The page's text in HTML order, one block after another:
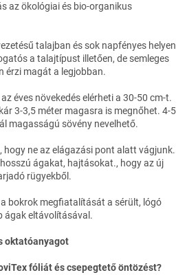
az ökológiai és bio-organikus
talajban és sok napfényes helyen
a talajtípust illetően, de semleges
érzi magát a legjobban.
éves növekedés elérheti a 30-50 cm-t.
3-3,5 méter magasra is megnőhet. 4-5
magasságú sövény nevelhető.
hogy ne az elágazási pont alatt vágjunk.
ágakat, hajtásokat., hogy az új
rügyekből.
bokrok megfiatalítását a sérült, lógó
ágak eltávolításával.
oktatóanyagot
fóliát és csepegtető öntözést?